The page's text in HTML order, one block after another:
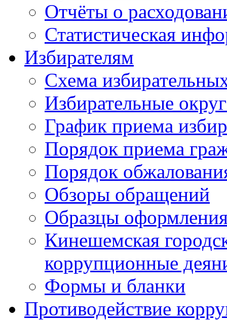
Отчёты о
Статистическая
Избирателям
Схема
Избирательные
График приема
Порядок приема
Порядок
Обзоры обращений
Образцы
Кинешемская
коррупционные
Формы и бланки
Противодействие